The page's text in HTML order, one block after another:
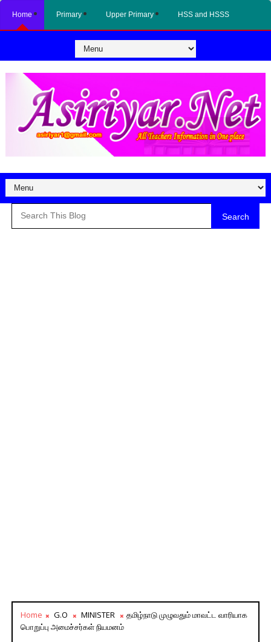
Home Primary Upper Primary HSS and HSSS
Search
Home G.O MINISTER
தமிழ்நாடு முழுவதும் மாவட்ட வாரியாக
பொறுப்பு அமைச்சர்கள் நியமனம்